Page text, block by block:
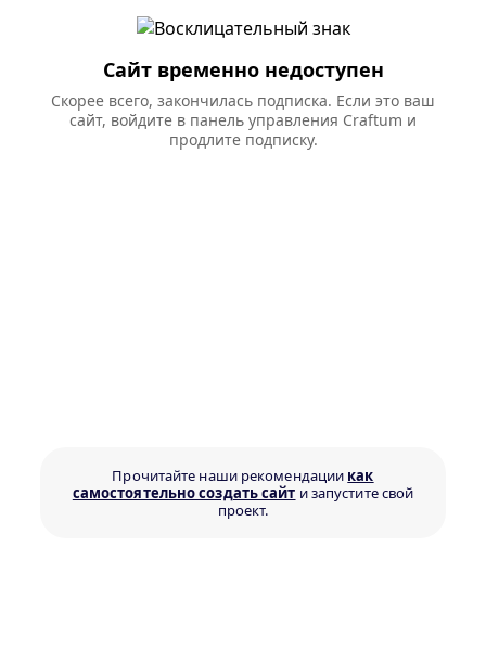
Сайт временно недоступен
Скорее всего, закончилась подписка. Если это ваш
сайт, войдите в панель управления Craftum и
продлите подписку.
Прочитайте наши рекомендации как
самостоятельно создать сайт и запустите свой
проект.